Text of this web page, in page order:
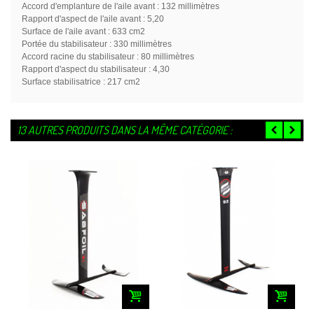
Accord d'emplanture de l'aile avant : 132 millimètres
Rapport d'aspect de l'aile avant : 5,20
Surface de l'aile avant : 633 cm2
Portée du stabilisateur : 330 millimètres
Accord racine du stabilisateur : 80 millimètres
Rapport d'aspect du stabilisateur : 4,30
Surface stabilisatrice : 217 cm2
13 AUTRES PRODUITS DANS LA MÊME CATÉGORIE :